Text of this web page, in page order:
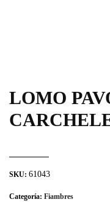
LOMO
SKU: 61043
Categoría: Fiambres